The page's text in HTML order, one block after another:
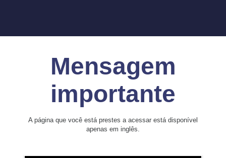
Mensagem
importante
A página que você está prestes a acessar está disponível
apenas em inglês.